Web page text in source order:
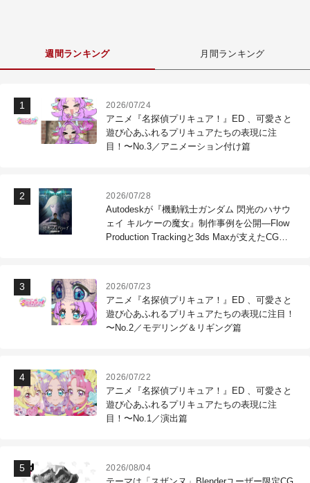
週間ランキング 月間ランキング
2026/07/24
アニメ『名探偵プリキュア！』ED 、可愛さと
遊び心あふれるプリキュアたちの表現に注
目！〜No.3／アニメーション付け篇
2026/07/28
Autodeskが『機動戦士ガンダム 閃光のハサウ
ェイ キルケーの魔女』制作事例を公開―Flow
Production Trackingと3ds Maxが支えたCG制
2026/07/23
アニメ『名探偵プリキュア！』ED 、可愛さと
遊び心あふれるプリキュアたちの表現に注目！
〜No.2／モデリング＆リギング篇
2026/07/22
アニメ『名探偵プリキュア！』ED 、可愛さと
遊び心あふれるプリキュアたちの表現に注
目！〜No.1／演出篇
2026/08/04